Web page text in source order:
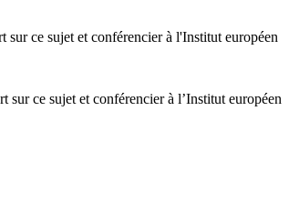
ce sujet et conférencier à l'Institut européen
ce sujet et conférencier à l’Institut européen